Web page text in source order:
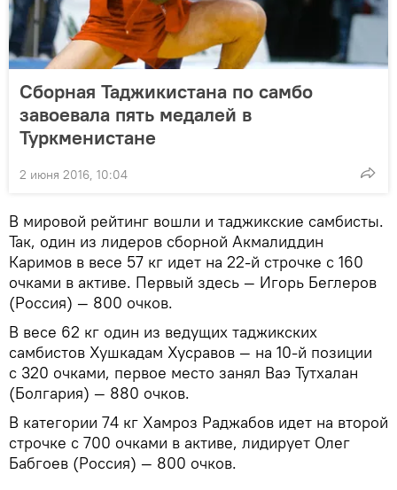
Сборная Таджикистана по самбо
завоевала пять медалей в
Туркменистане
2 июня 2016, 10:04
В мировой рейтинг вошли и таджикские самбисты.
Так, один из лидеров сборной Акмалиддин
Каримов в весе 57 кг идет на 22-й строчке с 160
очками в активе. Первый здесь — Игорь Беглеров
(Россия) — 800 очков.
В весе 62 кг один из ведущих таджикских
самбистов Хушкадам Хусравов — на 10-й позиции
с 320 очками, первое место занял Ваэ Тутхалан
(Болгария) — 880 очков.
В категории 74 кг Хамроз Раджабов идет на второй
строчке с 700 очками в активе, лидирует Олег
Бабгоев (Россия) — 800 очков.